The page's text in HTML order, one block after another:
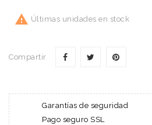
 Últimas unidades en stock
Compartir
Garantías de seguridad
Pago seguro SSL